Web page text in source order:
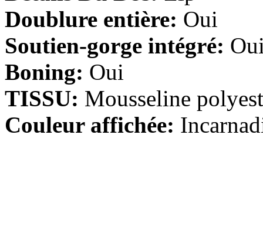
A-line Col U profond Longue...
€106.71
Fourreau Avec bretelles Lon...
€91.99
Doublure entière: Oui
Soutien-gorge intégré:
Boning: Oui
TISSU: Mousseline
Couleur affichée: